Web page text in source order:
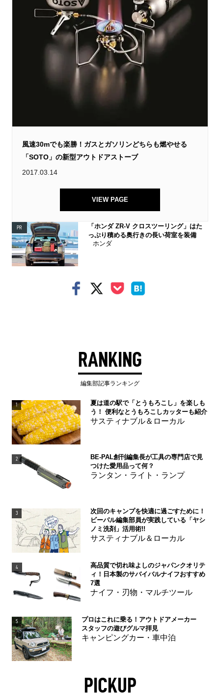
風速30mでも楽勝！ガスとガソリンどちらも燃やせる
「SOTO」の新型アウトドアストーブ
2017.03.14
VIEW PAGE
PR
「ホンダ ZR-V クロスツーリング」はた
っぷり積める奥行きの長い荷室を装備
ホンダ
RANKING
編集部記事ランキング
1
夏は道の駅で「とうもろこし」を楽しも
う！ 便利なとうもろこしカッターも紹介
サスティナブル＆ローカル
2
BE-PAL創刊編集長が工具の専門店で見
つけた愛用品って何？
ランタン・ライト・ランプ
3
次回のキャンプを快適に過ごすために！
ビーパル編集部員が実践している「ヤシ
ノミ洗剤」活用術!!
サスティナブル＆ローカル
4
高品質で切れ味よしのジャパンクオリテ
ィ！日本製のサバイバルナイフおすすめ
7選
ナイフ・刃物・マルチツール
5
プロはこれに乗る！アウトドアメーカー
スタッフの遊びグルマ拝見
キャンピングカー・車中泊
PICKUP